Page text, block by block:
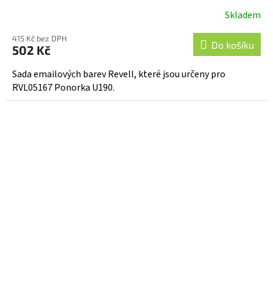
Skladem
415 Kč bez DPH
502 Kč Do košíku
Sada emailových barev Revell, které jsou určeny pro
RVL05167 Ponorka U190.